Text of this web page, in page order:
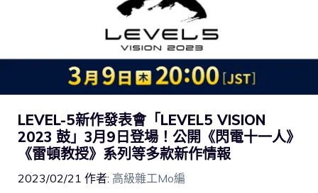
LEVEL-5新作發表會「LEVEL5 VISION
2023 鼓」3月9日登場！公開《閃電十一人》
《雷頓教授》系列等多款新作情報
2023/02/21 作者: 高級雜工Mo編